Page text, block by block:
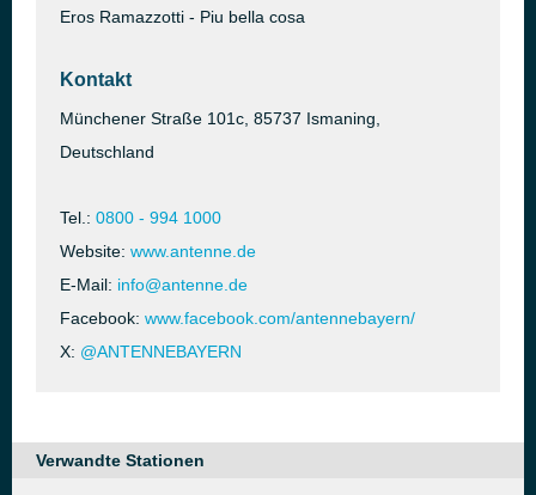
Eros Ramazzotti - Piu bella cosa
Kontakt
Münchener Straße 101c, 85737 Ismaning,
Deutschland
Tel.: 0800 - 994 1000
Website: www.antenne.de
E-Mail: info@antenne.de
Facebook: www.facebook.com/antennebayern/
X: @ANTENNEBAYERN
Verwandte Stationen